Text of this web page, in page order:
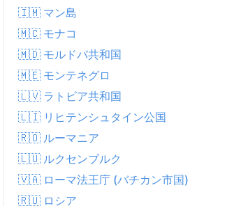
Waning
Crescent
23
🇮🇲 マン島
🇲🇨 モナコ
🇲🇩 モルドバ共和国
🇲🇪 モンテネグロ
🇱🇻 ラトビア共和国
🇱🇮 リヒテンシュタイン公国
🇷🇴 ルーマニア
🇱🇺 ルクセンブルク
🇻🇦 ローマ法王庁 (バチカン市国)
🇷🇺 ロシア